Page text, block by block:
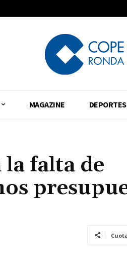
MAGAZINE DEPORTES
la falta de